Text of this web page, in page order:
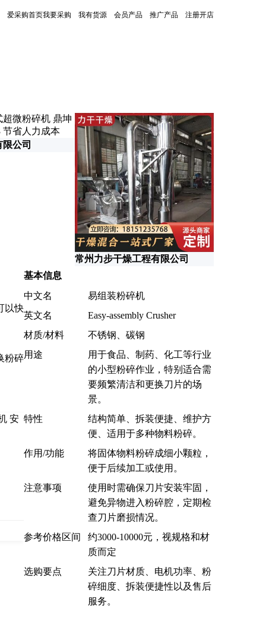
爱采购首页我要采购 我有货源 会员产品 推广产品 注册开店
更新时间：2026-06-10
公司
常州力步干燥工程有限公司
以快
粉碎
基本信息
中文名
易组装粉碎机
英文名
Easy-assembly Crusher
材质/材料
不锈钢、碳钢
用途
用于食品、制药、化工等行业
的小型粉碎作业，特别适合需
要频繁清洁和更换刀片的场
景。
特性
结构简单、拆装便捷、维护方
便、适用于多种物料粉碎。
作用/功能
将固体物料粉碎成细小颗粒，
便于后续加工或使用。
注意事项
使用时需确保刀片安装牢固，
避免异物进入粉碎腔，定期检
查刀片磨损情况。
参考价格区间
约3000-10000元，视规格和材
质而定
选购要点
关注刀片材质、电机功率、粉
碎细度、拆装便捷性以及售后
服务。